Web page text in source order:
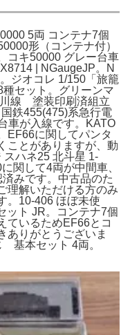
5両 コンテナ7個
形（コンテナ付）
コキ50000 グレー台車
| NGaugeJP。N
ジオコレ 1/150「旅籠
セット。グリーンマ
線 塗装印刷済組立
鉄455(475)系急行電
車が入線です。KATO
EF66に関してパンタ
ことがありますが、動
スハネ25 北斗星 1-
関して4両が中間車、
みです。中古品のた
理解いただける方のみ
。10-406 ほぼ未使
ト JR。コンテナ7個
ているためEF66とコ
ありがとうございま
基本セット 4両。